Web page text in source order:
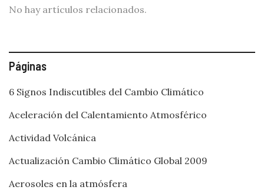
No hay artículos relacionados.
Páginas
6 Signos Indiscutibles del Cambio Climático
Aceleración del Calentamiento Atmosférico
Actividad Volcánica
Actualización Cambio Climático Global 2009
Aerosoles en la atmósfera